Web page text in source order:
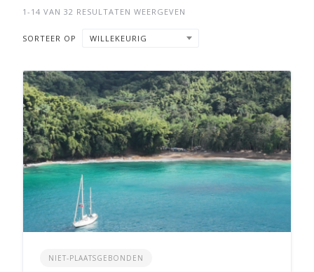
1-14 VAN 32 RESULTATEN WEERGEVEN
SORTEER OP WILLEKEURIG
NIET-PLAATSGEBONDEN